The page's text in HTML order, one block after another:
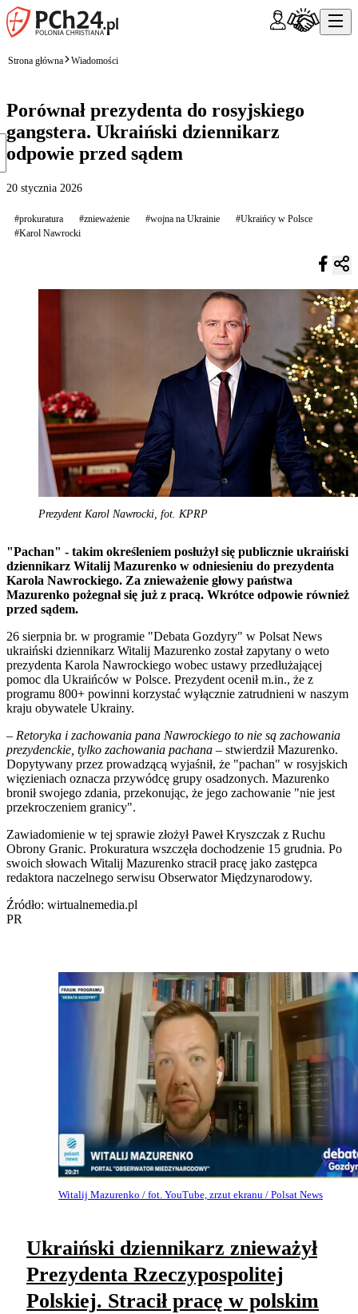
Strona główna Wiadomości
Porównał prezydenta do rosyjskiego
gangstera. Ukraiński dziennikarz
odpowie przed sądem
20 stycznia 2026
#prokuratura #znieważenie #wojna na Ukrainie
#Ukraińcy w Polsce
#Karol Nawrocki
Prezydent Karol Nawrocki, fot. KPRP
"Pachan" - takim określeniem posłużył się publicznie ukraiński
dziennikarz Witalij Mazurenko w odniesieniu do prezydenta
Karola Nawrockiego. Za znieważenie głowy państwa
Mazurenko pożegnał się już z pracą. Wkrótce odpowie również
przed sądem.
26 sierpnia br. w programie "Debata Gozdyry" w Polsat News
ukraiński dziennikarz Witalij Mazurenko został zapytany o weto
prezydenta Karola Nawrockiego wobec ustawy przedłużającej
pomoc dla Ukraińców w Polsce. Prezydent ocenił m.in., że z
programu 800+ powinni korzystać wyłącznie zatrudnieni w naszym
kraju obywatele Ukrainy.
– Retoryka i zachowania pana Nawrockiego to nie są zachowania
prezydenckie, tylko zachowania pachana – stwierdził Mazurenko.
Dopytywany przez prowadzącą wyjaśnił, że "pachan" w rosyjskich
więzieniach oznacza przywódcę grupy osadzonych. Mazurenko
bronił swojego zdania, przekonując, że jego zachowanie "nie jest
przekroczeniem granicy".
Zawiadomienie w tej sprawie złożył Paweł Kryszczak z Ruchu
Obrony Granic. Prokuratura wszczęła dochodzenie 15 grudnia. Po
swoich słowach Witalij Mazurenko stracił pracę jako zastępca
redaktora naczelnego serwisu Obserwator Międzynarodowy.
Źródło: wirtualnemedia.pl
PR
Witalij Mazurenko / fot. YouTube, zrzut ekranu / Polsat News
Ukraiński dziennikarz znieważył
Prezydenta Rzeczypospolitej
Polskiej. Stracił pracę w polskim